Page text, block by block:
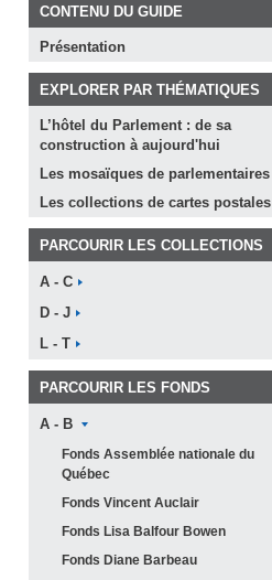
CONTENU DU GUIDE
Présentation
EXPLORER PAR THÉMATIQUES
L’hôtel du Parlement : de sa
construction à aujourd'hui
Les mosaïques de parlementaires
Les collections de cartes postales
PARCOURIR LES COLLECTIONS
A - C
D - J
L - T
PARCOURIR LES FONDS
A - B
Fonds Assemblée nationale du
Québec
Fonds Vincent Auclair
Fonds Lisa Balfour Bowen
Fonds Diane Barbeau